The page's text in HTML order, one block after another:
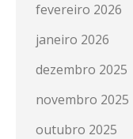
fevereiro 2026
janeiro 2026
dezembro 2025
novembro 2025
outubro 2025